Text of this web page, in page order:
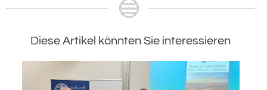
Diese Artikel könnten Sie interessieren